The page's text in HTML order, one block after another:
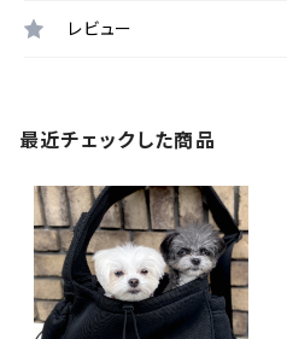
レビュー
最近チェックした商品